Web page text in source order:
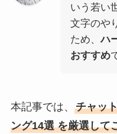
いう若い
文字のや
ため、ハ
おすすめ
本記事では、 チャッ
ング14選 を厳選して